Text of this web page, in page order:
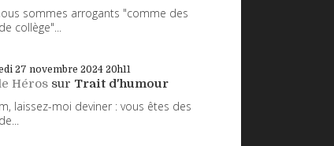
sommes arrogants "comme des
collège"...
27 novembre 2024 20h11
Héros sur Trait d'humour
laissez-moi deviner : vous êtes des